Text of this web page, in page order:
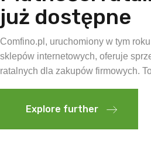
już dostępne
Comfino.pl, uruchomiony w tym
sklepów internetowych, oferuje
ratalnych dla zakupów firmowych.
Explore further